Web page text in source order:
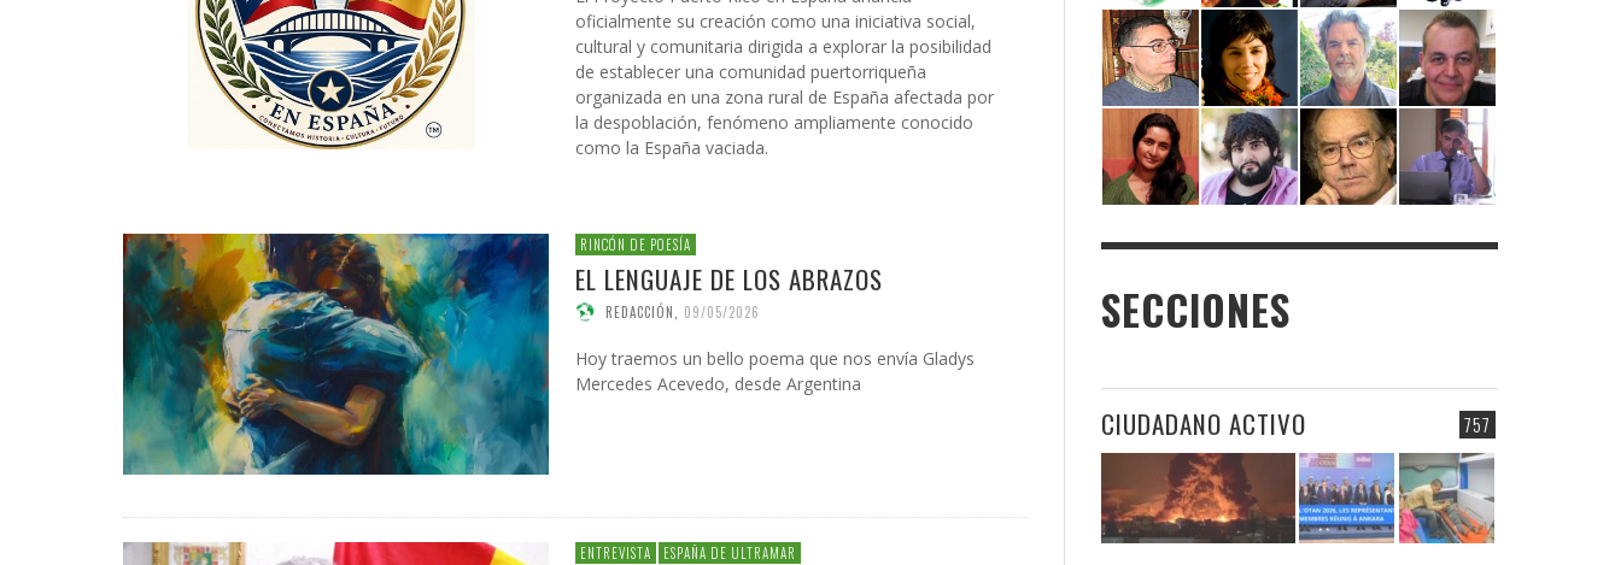
oficialmente su creación como una iniciativa social,
cultural y comunitaria dirigida a explorar la posibilidad
de establecer una comunidad puertorriqueña
organizada en una zona rural de España afectada por
la despoblación, fenómeno ampliamente conocido
como la España vaciada.
RINCÓN DE POESÍA
EL LENGUAJE DE LOS ABRAZOS
REDACCIÓN, 09/05/2026
Hoy traemos un bello poema que nos envía Gladys
Mercedes Acevedo, desde Argentina
ENTREVISTA ESPAÑA DE ULTRAMAR
SECCIONES
757
CIUDADANO ACTIVO